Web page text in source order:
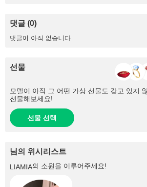
댓글 (0)
댓글이 아직 없습니다
선물
모델이 아직 그 어떤 가상 선물도 갖고 있지
선물해보세요!
선물 선택
님의 위시리스트
LIAMIA의 소원을 이루어주세요!